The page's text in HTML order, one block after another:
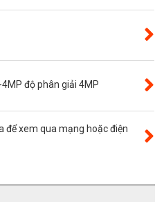
độ phân giải 4MP
để xem qua mạng hoặc điện